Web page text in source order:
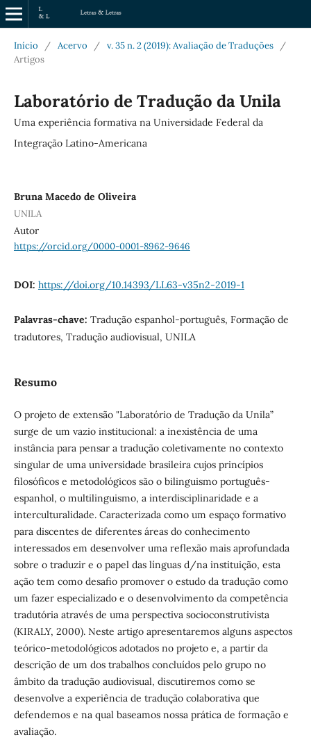
Início / Acervo / v. 35 n. 2 (2019): Avaliação de Traduções
/
Artigos
Laboratório de Tradução da Unila
Uma experiência formativa na Universidade Federal da
Integração Latino-Americana
Bruna Macedo de Oliveira
UNILA
Autor
https://orcid.org/0000-0001-8962-9646
DOI: https://doi.org/10.14393/LL63-v35n2-2019-1
Palavras-chave: Tradução espanhol-português, Formação de
tradutores, Tradução audiovisual, UNILA
Resumo
O projeto de extensão "Laboratório de Tradução da Unila”
surge de um vazio institucional: a inexistência de uma
instância para pensar a tradução coletivamente no contexto
singular de uma universidade brasileira cujos princípios
filosóficos e metodológicos são o bilinguismo português-
espanhol, o multilinguismo, a interdisciplinaridade e a
interculturalidade. Caracterizada como um espaço formativo
para discentes de diferentes áreas do conhecimento
interessados em desenvolver uma reflexão mais aprofundada
sobre o traduzir e o papel das línguas d/na instituição, esta
ação tem como desafio promover o estudo da tradução como
um fazer especializado e o desenvolvimento da competência
tradutória através de uma perspectiva socioconstrutivista
(KIRALY, 2000). Neste artigo apresentaremos alguns aspectos
teórico-metodológicos adotados no projeto e, a partir da
descrição de um dos trabalhos concluídos pelo grupo no
âmbito da tradução audiovisual, discutiremos como se
desenvolve a experiência de tradução colaborativa que
defendemos e na qual baseamos nossa prática de formação e
avaliação.